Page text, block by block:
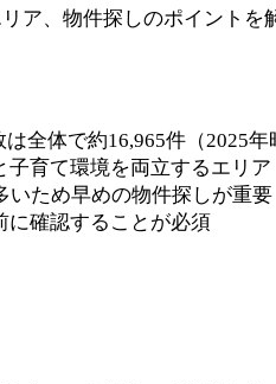
ア、物件探しのポイント
全体で約16,965件（2025年
育て環境を両立するエリア
いため早めの物件探しが重要
に確認することが必須